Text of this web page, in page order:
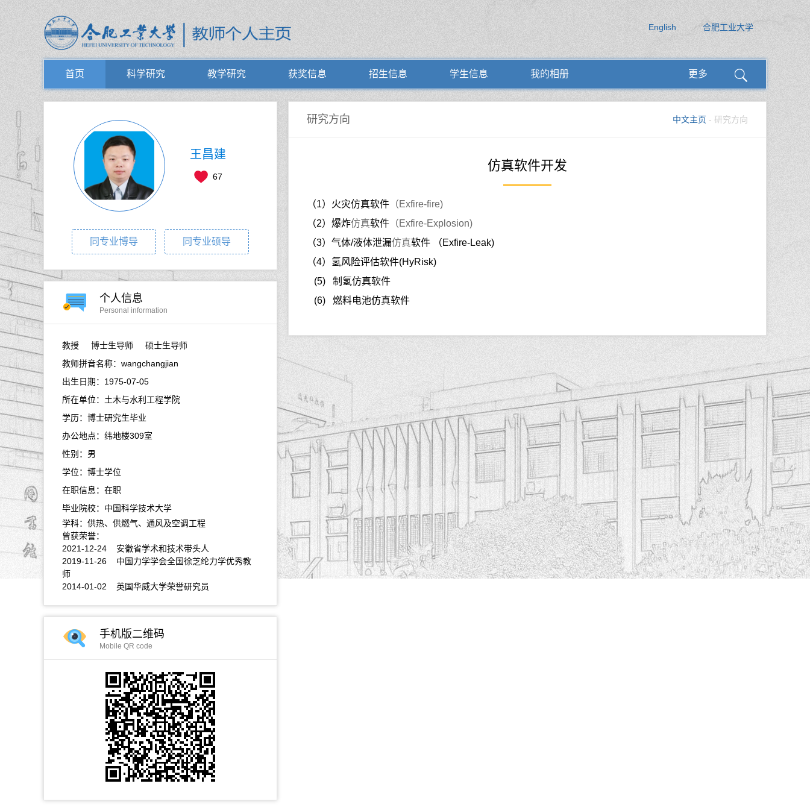
English 合肥工业大学
首页 科学研究 教学研究 获奖信息 招生信息 学生信息 我的相册 更多
王昌建
67
同专业博导 同专业硕导
个人信息
Personal information
教授
博士生导师 硕士生导师
教师拼音名称：wangchangjian
出生日期：1975-07-05
所在单位：土木与水利工程学院
学历：博士研究生毕业
办公地点：纬地楼309室
性别：男
学位：博士学位
在职信息：在职
毕业院校：中国科学技术大学
学科：供热、供燃气、通风及空调工程
曾获荣誉：
2021-12-24 安徽省学术和技术带头人
2019-11-26 中国力学学会全国徐芝纶力学优秀教
师
2014-01-02 英国华威大学荣誉研究员
手机版二维码
Mobile QR code
研究方向 中文主页 - 研究方向
仿真软件开发
（1）火灾仿真软件 （Exfire-fire)
（2）爆炸仿真软件 （Exfire-Explosion)
（3）气体/液体泄漏仿真软件 （Exfire-Leak)
（4）氢风险评估软件(HyRisk)
(5) 制氢仿真软件
(6) 燃料电池仿真软件